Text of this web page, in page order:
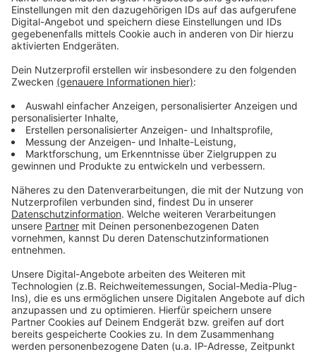
Vorbereitungen getroffen und mehrfach Kontakt zur
Stadt Köln aufgenommen. Hier steht eine endgültige
Entscheidung zur Fähre laut Stadt Leverkusen aber
immer noch aus.
Anzeige
Weitere Meldungen aus Leverkusen
Anzeige
Bayer Leverkusen steht im Europa League-Halbfinale!
Verfassungsschutz beobachtet Aufbruch Leverkusen
Anzeige